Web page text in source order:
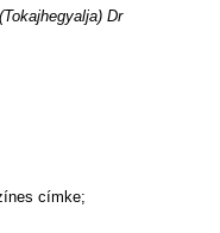
Dr
címke;